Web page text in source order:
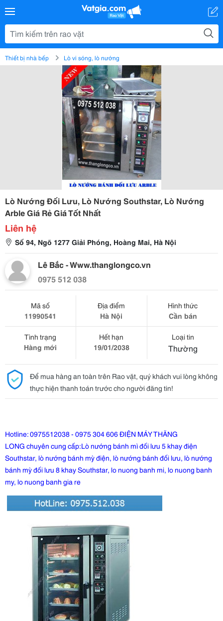
Thiết bị nhà bếp Lò vi sóng, lò nướng
Lò Nướng Đối Lưu, Lò Nướng Southstar, Lò Nướng
Arble Giá Rẻ Giá Tốt Nhất
Liên hệ
Số 94, Ngõ 1277 Giải Phóng, Hoàng Mai, Hà Nội
Lê Bắc - Www.thanglongco.vn
0975 512 038
Mã số
11990541
Địa điểm
Hà Nội
Hình thức
Cần bán
Tình trạng
Hàng mới
Hết hạn
19/01/2038
Loại tin
Thường
Để mua hàng an toàn trên Rao vặt, quý khách vui lòng không
thực hiện thanh toán trước cho người đăng tin!
Hotline: 0975512038 - 0975 304 606 ĐIỆN MÁY THĂNG
LONG chuyên cung cấp:Lò nướng bánh mì đối lưu 5 khay điện
Southstar, lò nướng bánh mỳ điện, lò nướng bánh đối lưu, lò nướng
bánh mỳ đối lưu 8 khay Southstar, lo nuong banh mi, lo nuong banh
my, lo nuong banh gia re